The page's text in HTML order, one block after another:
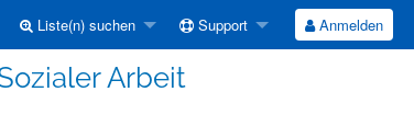
Liste(n) suchen Support Anmelden
Arbeit